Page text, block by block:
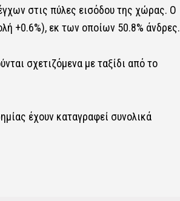
στις πύλες εισόδου της χώρας. Ο
+0.6%), εκ των οποίων 50.8% άνδρες.
σχετιζόμενα με ταξίδι από το
έχουν καταγραφεί συνολικά